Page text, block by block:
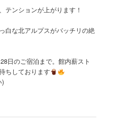
テンションが上がります！
白な北アルプスがバッチリの絶
日のご宿泊まで。館内薪スト
ちしております
)